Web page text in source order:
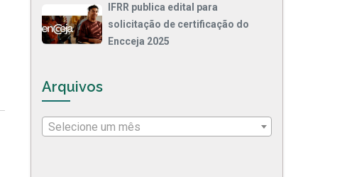
IFRR publica edital para
solicitação de certificação do
Encceja 2025
Arquivos
Selecione um mês